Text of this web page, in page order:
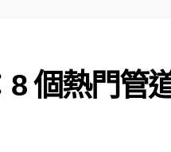
個熱門管